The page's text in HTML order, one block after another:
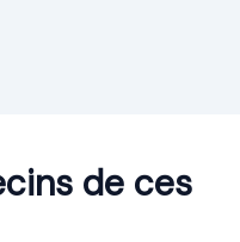
de ces